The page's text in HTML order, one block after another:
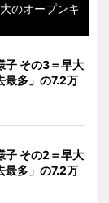
のオープンキ
子 その3＝早大
最多」の7.2万
子 その2＝早大
最多」の7.2万